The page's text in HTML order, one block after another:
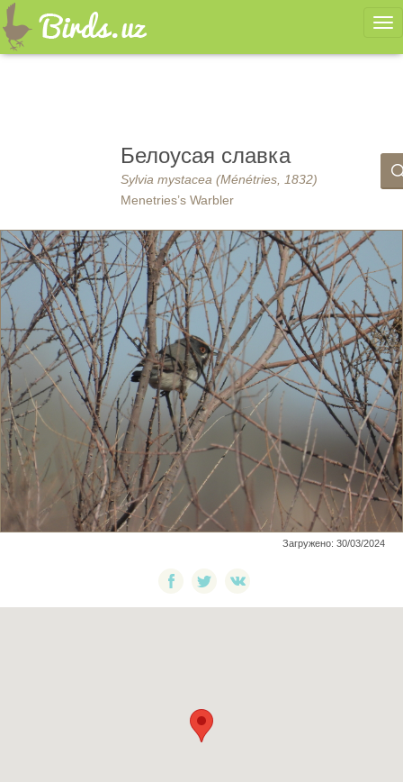
Белоусая славка
Sylvia mystacea (Ménétries, 1832)
Menetries’s Warbler
Загружено: 30/03/2024